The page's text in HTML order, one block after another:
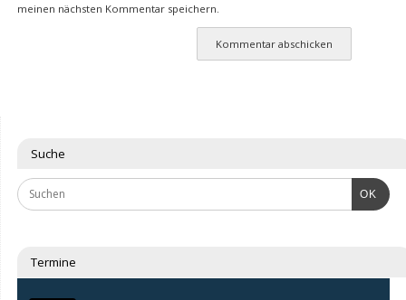
meinen nächsten Kommentar speichern.
Suche
OK
Termine